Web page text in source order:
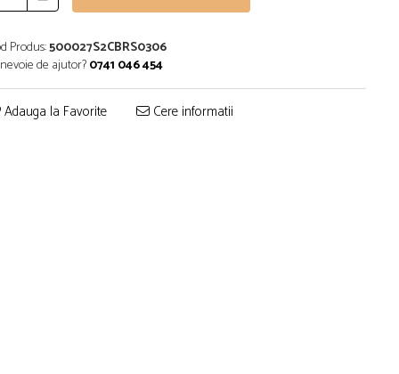
Produs:500027S2CBRS0306
de ajutor?0741 046 454
Adauga la Favorite Cere informatii